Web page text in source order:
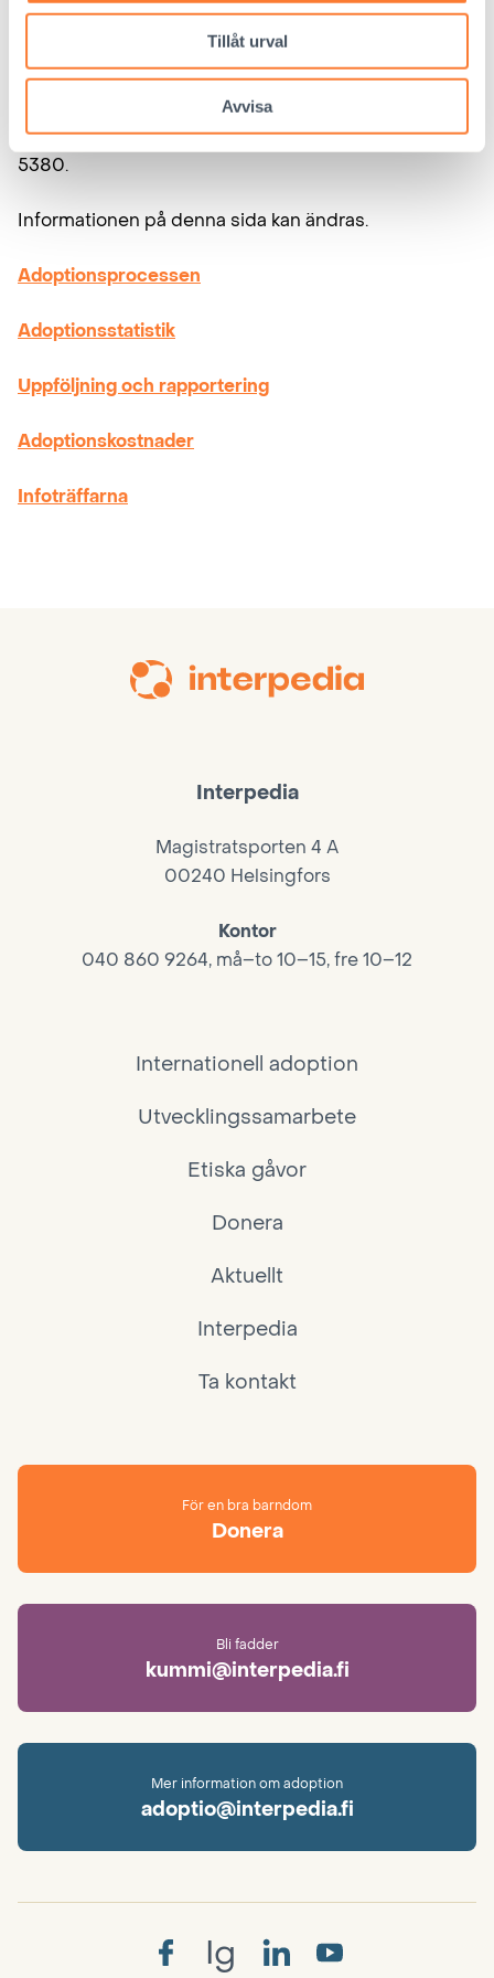
Tillåt urval
Avvisa
önskemål. Varje adoptionsprocess är individuell.
Närmare information om adoptioner från Sydafrika
ger adoptionsansvariga Marika Elmeranta,
marika.elmeranta@interpedia.fi eller tfn 050 919
5380.
Informationen på denna sida kan ändras.
Adoptionsprocessen
Adoptionsstatistik
Uppföljning och rapportering
Adoptionskostnader
Infoträffarna
Interpedia
Magistratsporten 4 A
00240 Helsingfors
Kontor
040 860 9264, må–to 10–15, fre 10–12
Internationell adoption
Utvecklingssamarbete
Etiska gåvor
Donera
Aktuellt
Interpedia
Ta kontakt
För en bra barndom
Donera
Bli fadder
kummi@interpedia.fi
Mer information om adoption
adoptio@interpedia.fi
Ig